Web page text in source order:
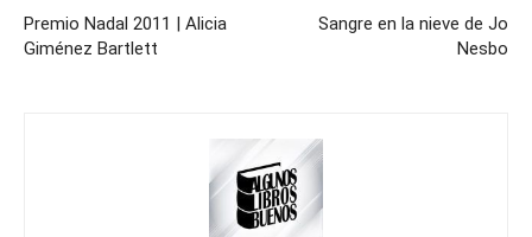
Premio Nadal 2011 | Alicia
Giménez Bartlett
Sangre en la nieve de Jo
Nesbo